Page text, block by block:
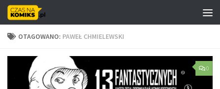
Skip to content
OTAGOWANO: PAWEŁ CHMIELEWSKI
0